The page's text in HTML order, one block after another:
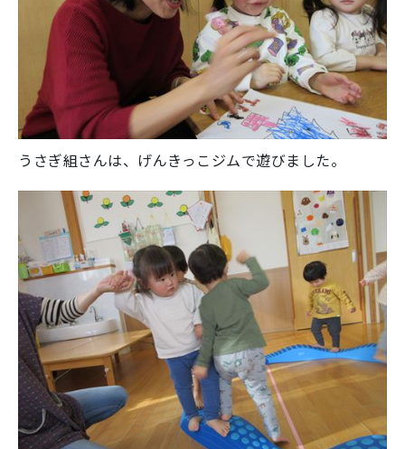
うさぎ組さんは、げんきっこジムで遊びました。